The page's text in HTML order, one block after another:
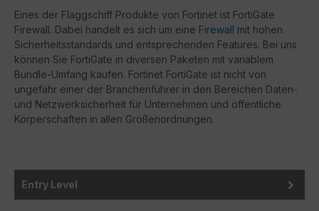
Eines der Flaggschiff Produkte von Fortinet ist FortiGate
Firewall. Dabei handelt es sich um eine Firewall mit hohen
Sicherheitsstandards und entsprechenden Features. Bei uns
können Sie FortiGate in diversen Paketen mit variablem
Bundle-Umfang kaufen. Fortinet FortiGate ist nicht von
ungefähr einer der Branchenführer in den Bereichen Daten-
und Netzwerksicherheit für Unternehmen und öffentliche
Körperschaften in allen Größenordnungen.
Entry Level